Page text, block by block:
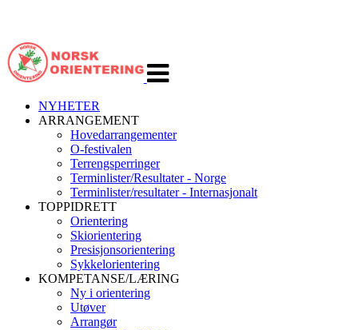
navigasjon
NYHETER
ARRANGEMENT
Hovedarrangementer
O-festivalen
Terrengsperringer
Terminlister/Resultater - Norge
Terminlister/resultater - Internasjonalt
TOPPIDRETT
Orientering
Skiorientering
Presisjonsorientering
Sykkelorientering
KOMPETANSE/LÆRING
Ny i orientering
Utøver
Arrangør